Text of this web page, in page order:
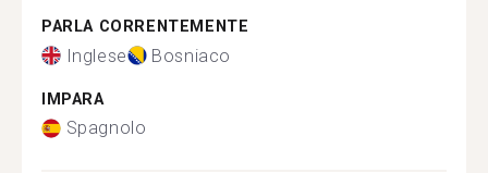
PARLA CORRENTEMENTE
Inglese Bosniaco
IMPARA
Spagnolo